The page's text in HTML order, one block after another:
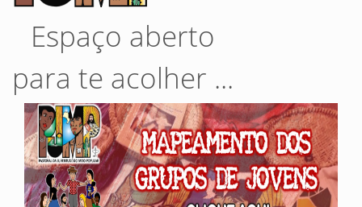
Espaço aberto
para te acolher ...